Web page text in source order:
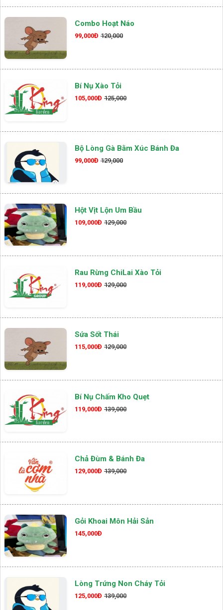
Combo Hoạt Náo
99,000Đ 120,000
Bí Nụ Xào Tỏi
105,000Đ 125,000
Bộ Lòng Gà Bằm Xúc Bánh Đa
99,000Đ 129,000
Hột Vịt Lộn Um Bầu
109,000Đ 129,000
Rau Rừng ChiLai Xào Tỏi
119,000Đ 129,000
Sứa Sốt Thái
115,000Đ 129,000
Bí Nụ Chấm Kho Quẹt
119,000Đ 139,000
Chả Đùm & Bánh Đa
129,000Đ 139,000
Gỏi Khoai Môn Hải Sản
145,000Đ
Lòng Trứng Non Cháy Tỏi
125,000Đ 139,000